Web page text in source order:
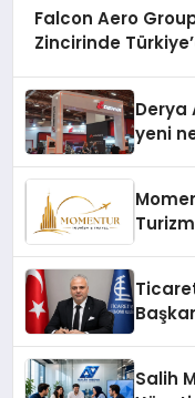
Falcon Aero
Zincirinde
Derya
yeni
Salih